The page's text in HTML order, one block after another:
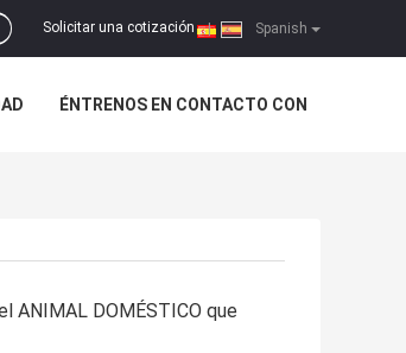
Spanish
Solicitar una cotización |
ÉNTRENOS EN CONTACTO CON
ANIMAL DOMÉSTICO que